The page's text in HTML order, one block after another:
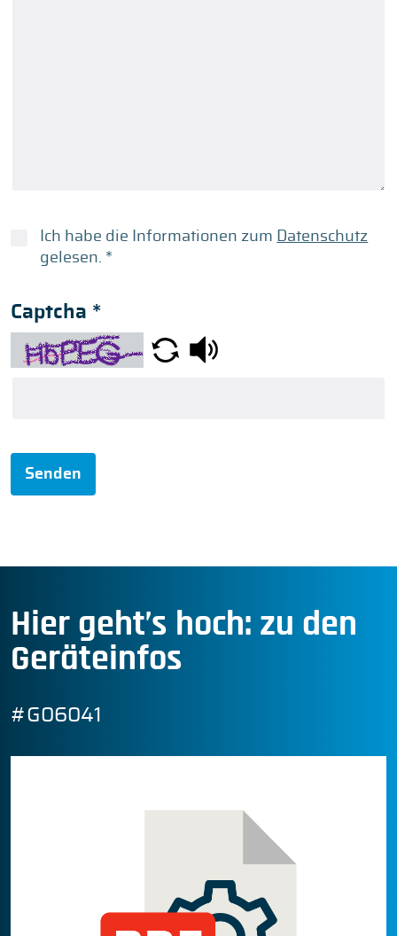
Ich habe die Informationen zum Datenschutz
gelesen. *
Captcha *
Senden
Hier geht’s hoch: zu den
Geräteinfos
#G06041